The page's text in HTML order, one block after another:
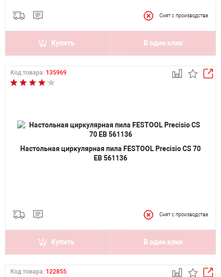
Купить В один клик
Код товара: 135969
Настольная циркулярная пила FESTOOL Precisio CS 70
EB 561136
Купить В один клик
Код товара: 122855